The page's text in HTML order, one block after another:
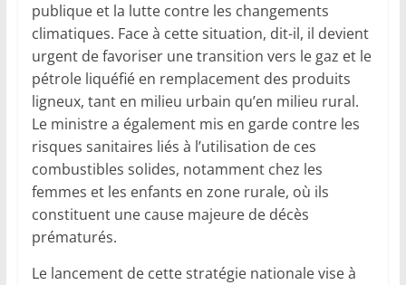
publique et la lutte contre les changements
climatiques. Face à cette situation, dit-il, il devient
urgent de favoriser une transition vers le gaz et le
pétrole liquéfié en remplacement des produits
ligneux, tant en milieu urbain qu’en milieu rural.
Le ministre a également mis en garde contre les
risques sanitaires liés à l’utilisation de ces
combustibles solides, notamment chez les
femmes et les enfants en zone rurale, où ils
constituent une cause majeure de décès
prématurés.
Le lancement de cette stratégie nationale vise à